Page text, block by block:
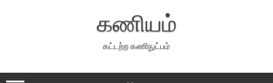
கணியம்
கட்டற்ற கணிநுட்பம்